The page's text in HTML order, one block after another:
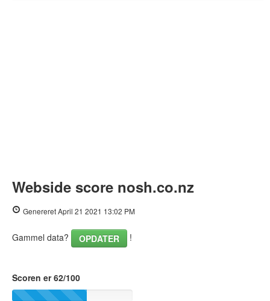
Webside score nosh.co.nz
Genereret April 21 2021 13:02 PM
Gammel data? OPDATER !
Scoren er 62/100